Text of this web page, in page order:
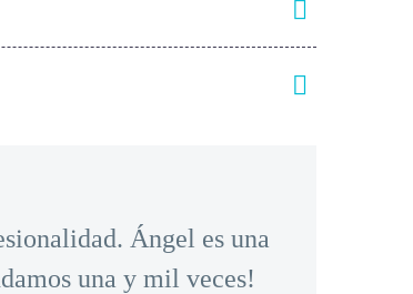
Ángel es una
una y mil veces!